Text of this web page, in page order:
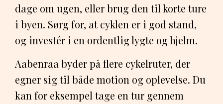
dage om ugen, eller brug den til korte ture
i byen. Sørg for, at cyklen er i god stand,
og investér i en ordentlig lygte og hjelm.
Aabenraa byder på flere cykelruter, der
egner sig til både motion og oplevelse. Du
kan for eksempel tage en tur gennem